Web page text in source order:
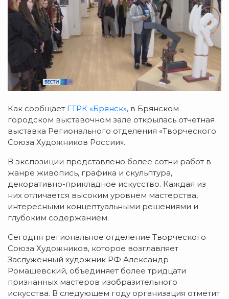
Как сообщает ГТРК «Брянск», в Брянском
городском выставочном зале открылась отчетная
выставка Регионального отделения «Творческого
Союза Художников России».
В экспозиции представлено более сотни работ в
жанре живопись, графика и скульптура,
декоративно-прикладное искусство. Каждая из
них отличается высоким уровнем мастерства,
интересными концептуальными решениями и
глубоким содержанием.
Сегодня региональное отделение Творческого
Союза Художников, которое возглавляет
Заслуженный художник РФ Александр
Ромашевский, объединяет более тридцати
признанных мастеров изобразительного
искусства. В следующем году организация отметит